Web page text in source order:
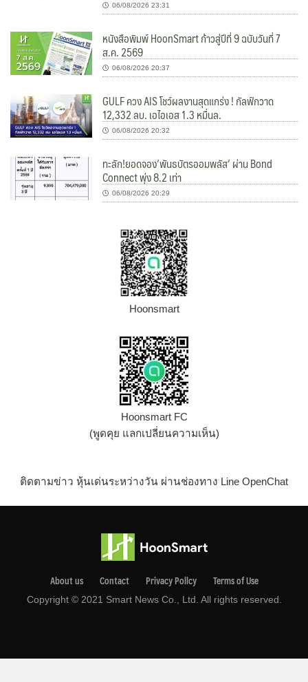
06/08/2026 23:31
หนังสือพิมพ์ HoonSmart ก้าวสู่ปีที่ 9 ฉบับวันที่ 7
ส.ค. 2569
06/08/2026 20:37
GULF ควง AIS โชว์ผลงานสุดแกร่ง ! กัลฟ์กวาด
12,332 ลบ. เอไอเอส 1.3 หมื่นล.
06/08/2026 20:32
ทะลัก!ยอดจอง’พันธบัตรออมพลัส’ ผ่าน Bond
Connect พุ่ง 8.2 เท่า
06/08/2026 20:29
Hoonsmart
Hoonsmart FC
(พูดคุย แลกเปลี่ยนความเห็น)
ติดตามข่าว หุ้นเด่นระหว่างวัน ผ่านช่องทาง Line OpenChat
About us Contact Privacy Pollcy Terms of Use
Copyright © 2021 Smart News Co., Ltd. All rights reserved.